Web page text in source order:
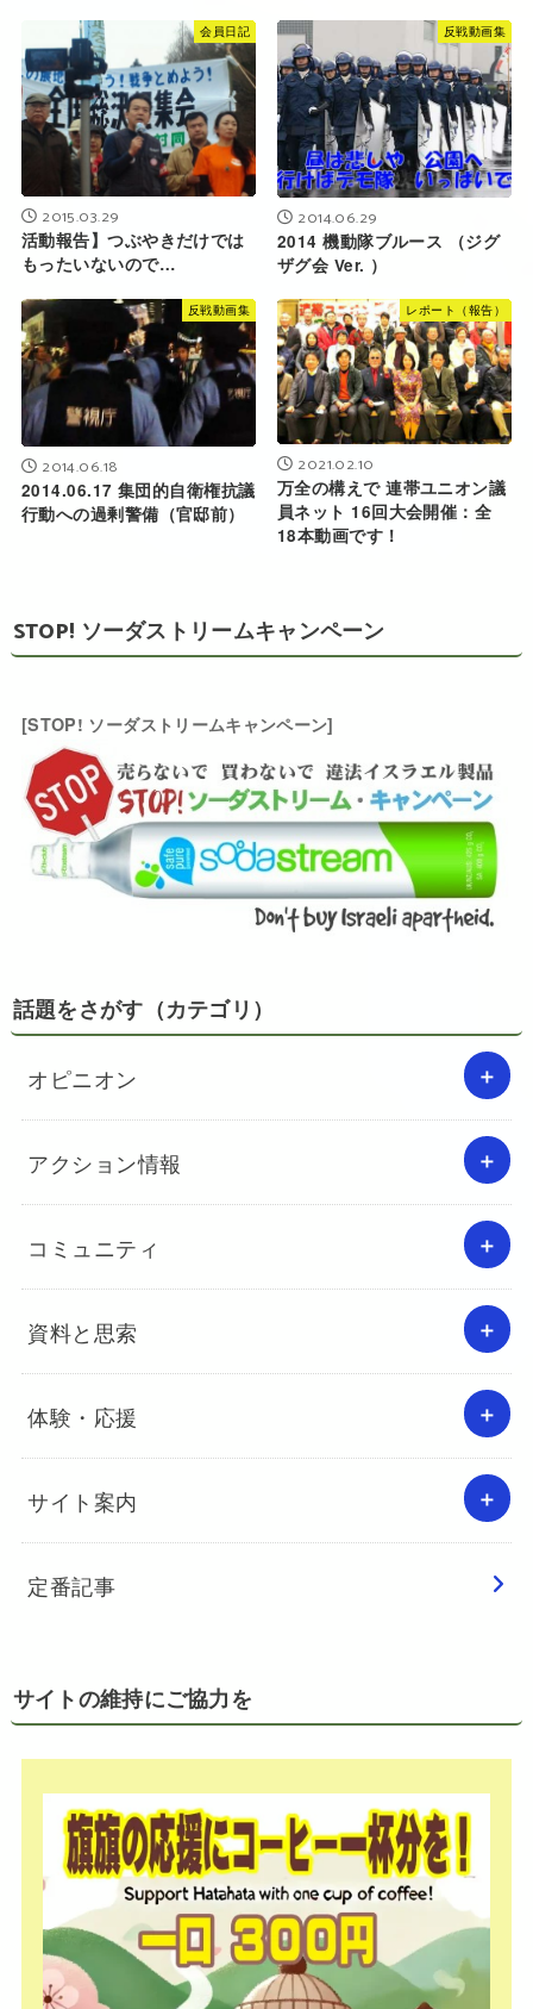
会員日記
2015.03.29
活動報告】つぶやきだけでは
もったいないので…
反戦動画集
2014.06.29
2014 機動隊ブルース （ジグ
ザグ会 Ver. ）
反戦動画集
2014.06.18
2014.06.17 集団的自衛権抗議
行動への過剰警備（官邸前）
レポート（報告）
2021.02.10
万全の構えで 連帯ユニオン議
員ネット 16回大会開催：全
18本動画です！
STOP! ソーダストリームキャンペーン
[STOP! ソーダストリームキャンペーン]
話題をさがす（カテゴリ）
オピニオン
アクション情報
コミュニティ
資料と思索
体験・応援
サイト案内
定番記事
サイトの維持にご協力を